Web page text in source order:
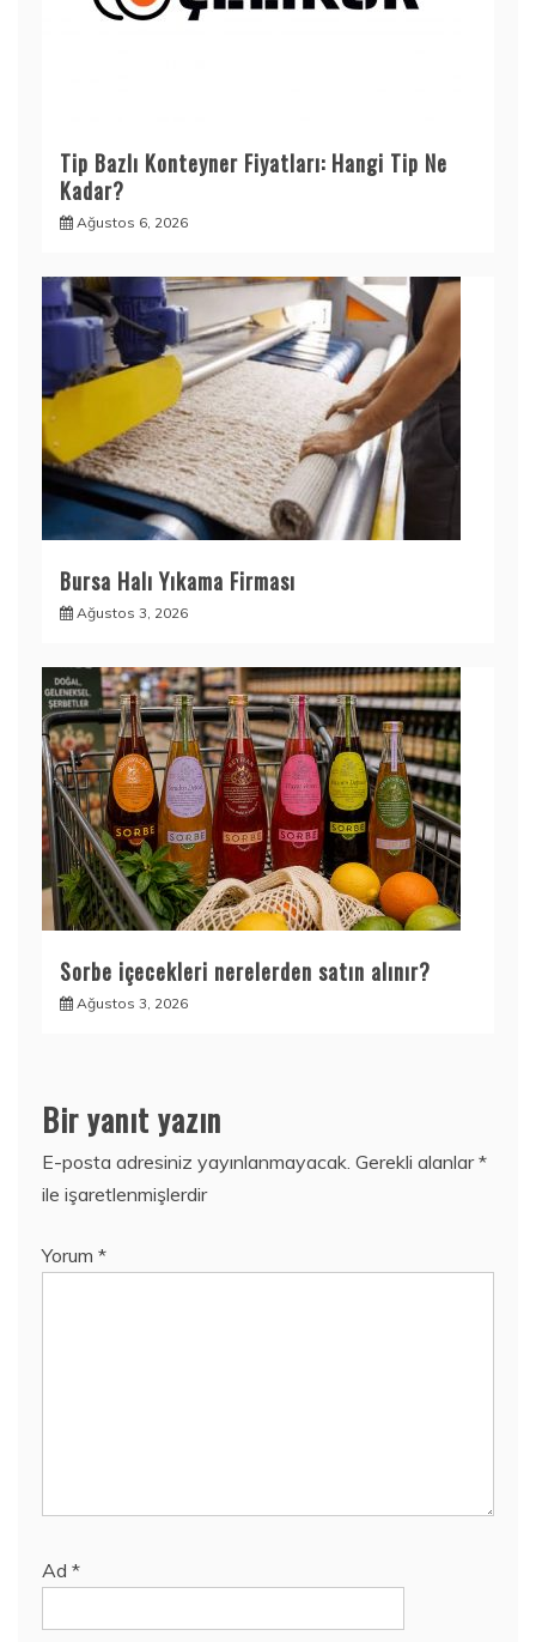
Tip Bazlı Konteyner Fiyatları: Hangi Tip Ne
Kadar?
Ağustos 6, 2026
Bursa Halı Yıkama Firması
Ağustos 3, 2026
Sorbe içecekleri nerelerden satın alınır?
Ağustos 3, 2026
Bir yanıt yazın
E-posta adresiniz yayınlanmayacak. Gerekli alanlar*
ile işaretlenmişlerdir
Yorum *
Ad *